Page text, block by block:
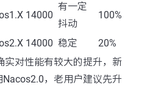
14000
有一定
抖动
100%
14000 稳定
20%
实对性能有较大的提升，新
，老用户建议先升